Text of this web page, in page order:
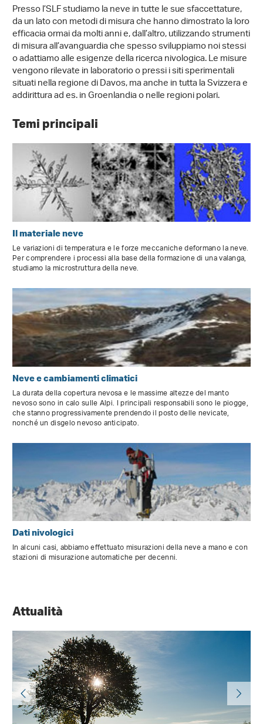
Presso l’SLF studiamo la neve in tutte le sue sfaccettature,
da un lato con metodi di misura che hanno dimostrato la loro
efficacia ormai da molti anni e, dall’altro, utilizzando strumenti
di misura all’avanguardia che spesso sviluppiamo noi stessi
o adattiamo alle esigenze della ricerca nivologica. Le misure
vengono rilevate in laboratorio o pressi i siti sperimentali
situati nella regione di Davos, ma anche in tutta la Svizzera e
addirittura ad es. in Groenlandia o nelle regioni polari.
Temi principali
Il materiale neve
Le variazioni di temperatura e le forze meccaniche deformano la neve.
Per comprendere i processi alla base della formazione di una valanga,
studiamo la microstruttura della neve.
Neve e cambiamenti climatici
La durata della copertura nevosa e le massime altezze del manto
nevoso sono in calo sulle Alpi. I principali responsabili sono le piogge,
che stanno progressivamente prendendo il posto delle nevicate,
nonché un disgelo nevoso anticipato.
Dati nivologici
In alcuni casi, abbiamo effettuato misurazioni della neve a mano e con
stazioni di misurazione automatiche per decenni.
Attualità